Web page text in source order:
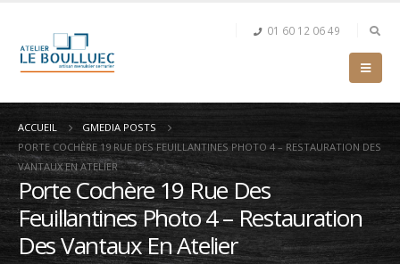
01 60 12 06 49
ACCUEIL
GMEDIA POSTS
PORTE COCHÈRE 19 RUE DES FEUILLANTINES PHOTO 4 – RESTAURATION DES
VANTAUX EN ATELIER
Porte Cochère 19 Rue Des
Feuillantines Photo 4 – Restauration
Des Vantaux En Atelier